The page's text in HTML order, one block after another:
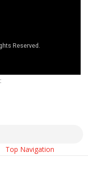
Reserved.
Top Navigation